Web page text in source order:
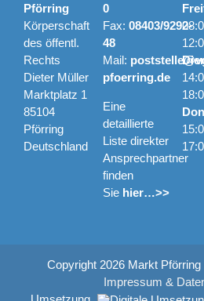
Pförring
Körperschaft
des öffentl.
Rechts
Dieter Müller
Marktplatz 1
85104
Pförring
Deutschland
0
Fax: 08403/9292-
48
Mail:
pfoerring.de
Eine
detaillierte
Liste direkter
Ansprechpartner
finden
Sie hier…>>
Copyright 2026 Markt Pförring
Impressum &